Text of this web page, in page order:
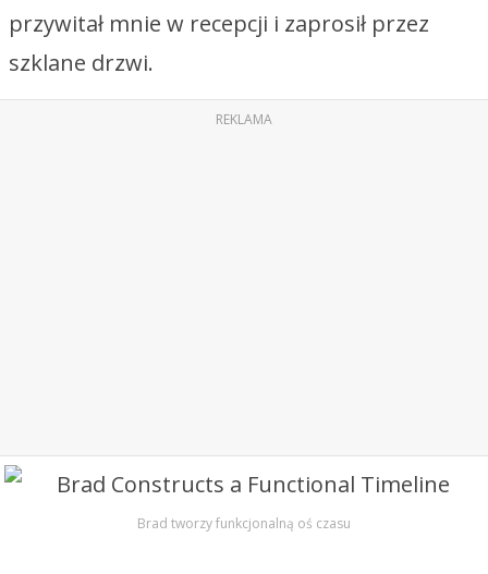
przywitał mnie w recepcji i zaprosił przez
szklane drzwi.
REKLAMA
Brad tworzy funkcjonalną oś czasu